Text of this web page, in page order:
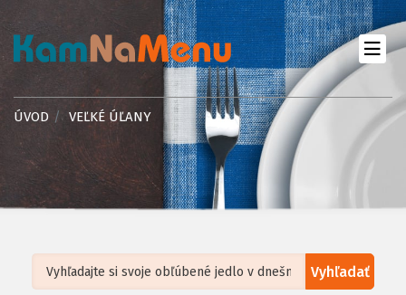
ÚVOD VEĽKÉ ÚĽANY
Vyhľadať
Leaflet| ©OpenStreetMap, Tiles courtesy ofHumanitarian OpenStreetMap